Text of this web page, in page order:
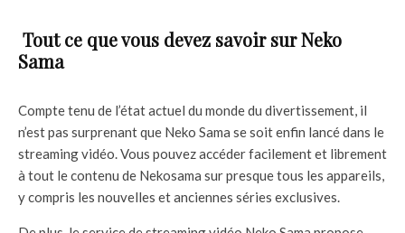
Tout ce que vous devez savoir sur Neko
Sama
Compte tenu de l’état actuel du monde du divertissement, il
n’est pas surprenant que Neko Sama se soit enfin lancé dans le
streaming vidéo. Vous pouvez accéder facilement et librement
à tout le contenu de Nekosama sur presque tous les appareils,
y compris les nouvelles et anciennes séries exclusives.